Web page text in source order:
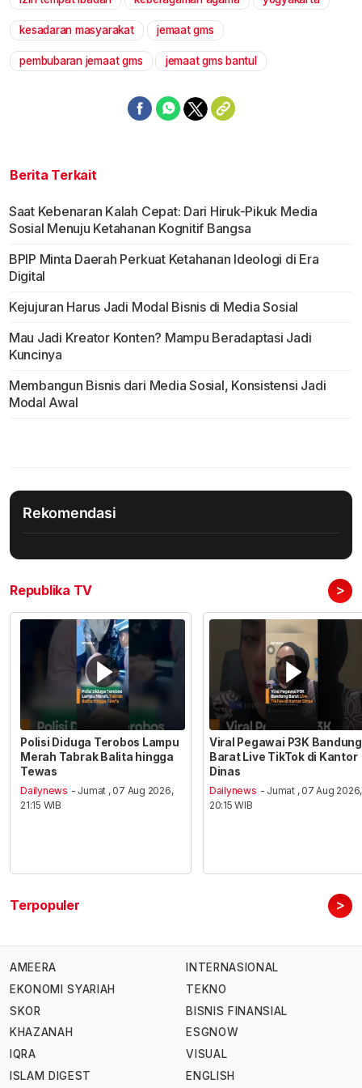
kesadaran masyarakat jemaat gms
pembubaran jemaat gms jemaat gms bantul
Berita Terkait
Saat Kebenaran Kalah Cepat: Dari Hiruk-Pikuk Media
Sosial Menuju Ketahanan Kognitif Bangsa
BPIP Minta Daerah Perkuat Ketahanan Ideologi di Era
Digital
Kejujuran Harus Jadi Modal Bisnis di Media Sosial
Mau Jadi Kreator Konten? Mampu Beradaptasi Jadi
Kuncinya
Membangun Bisnis dari Media Sosial, Konsistensi Jadi
Modal Awal
Rekomendasi
Republika TV >
Polisi Diduga Terobos Lampu
Merah Tabrak Balita hingga
Tewas
Dailynews - Jumat , 07 Aug 2026,
21:15 WIB
Viral Pegawai P3K Bandung
Barat Live TikTok di Kantor
Dinas
Dailynews - Jumat , 07 Aug 2026,
20:15 WIB
Terpopuler >
AMEERA
EKONOMI SYARIAH
SKOR
KHAZANAH
IQRA
ISLAM DIGEST
INTERNASIONAL
TEKNO
BISNIS FINANSIAL
ESGNOW
VISUAL
ENGLISH